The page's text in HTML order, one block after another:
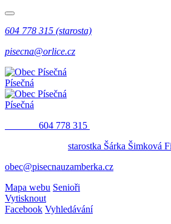
604 778 315 (starosta)
pisecna@orlice.cz
Písečná
Písečná
604 778 315
starostka Šárka Šimková
obec@pisecnauzamberka.cz
Mapa webu Senioři
Vytisknout
Facebook Vyhledávání